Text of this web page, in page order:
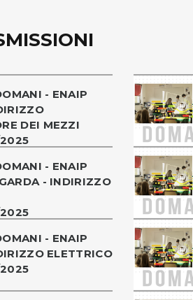
- ENAIP
DEI MEZZI
- ENAIP
- INDIRIZZO
- ENAIP
ELETTRICO